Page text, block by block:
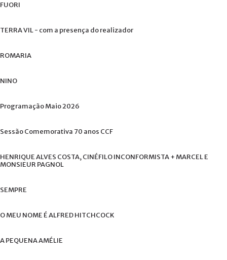
FUORI
TERRAVIL- com a presença dorealizador
ROMARIA
NINO
ProgramaçãoMaio2026
SessãoComemorativa 70 anos CCF
HENRIQUEALVES COSTA,CINÉFILOINCONFORMISTA+ MARCELE
MONSIEUR PAGNOL
SEMPRE
OMEU NOME ÉALFREDHITCHCOCK
APEQUENAAMÉLIE